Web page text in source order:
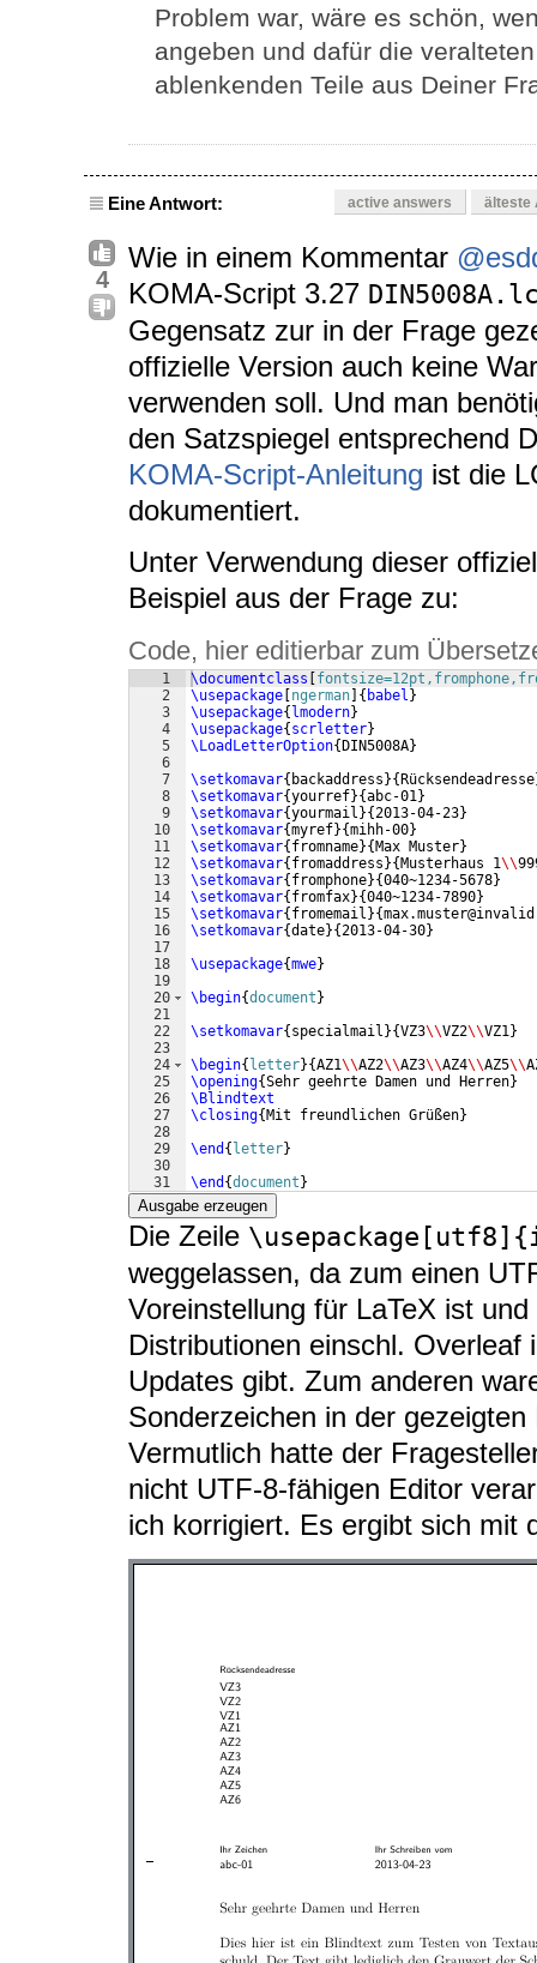
Problem war, wäre es schön,
angeben und dafür die
ablenkenden Teile aus Deiner
Eine Antwort: active answers älteste
4
Wie in einem Kommentar
KOMA-Script 3.27
Gegensatz zur in der Frage
offizielle Version auch keine
verwenden soll. Und man
den Satzspiegel entsprechend
KOMA-Script-Anleitung ist die
dokumentiert.
Unter Verwendung dieser
Beispiel aus der Frage zu:
Code, hier editierbar zum
1
2
3
4
5
6
7
8
9
10
11
12
13
14
15
16
17
18
19
20
21
22
23
24
25
26
27
28
29
30
31
\documentclass
\usepackage ngerman { babel }
\usepackage{ lmodern}
\usepackage{ scrletter}
\LoadLetterOption{ DIN5008A}
\setkomavar{ backaddress }{ Rücksendeadresse
\setkomavar{yourref}{abc-01}
\setkomavar{yourmail }{2013-04-23}
\setkomavar{myref}{mihh-00}
\setkomavar{ fromname}{ Max Muster}
\setkomavar{ fromaddress }{ Musterhaus 1\\
\setkomavar{ fromphone}{040~1234-5678}
\setkomavar{ fromfax}{040~1234-7890}
\setkomavar{ fromemail }{
\setkomavar{date}{2013-04-30}
\usepackage{mwe}
\begin{document }
\setkomavar{ specialmail }{VZ3\\VZ2\\VZ1}
\begin{ letter}{AZ1\\AZ2\\AZ3\\AZ4\\AZ5\\
\opening{Sehr geehrte Damen und Herren}
\Blindtext
\closing{ Mit freundlichen Grüßen}
\end { letter}
\end {document }
Ausgabe erzeugen
Die Zeile
weggelassen, da zum einen
Voreinstellung für LaTeX ist
Distributionen einschl. Overleaf
Updates gibt. Zum anderen
Sonderzeichen in der
Vermutlich hatte der
nicht UTF-8-fähigen Editor
ich korrigiert. Es ergibt sich mit